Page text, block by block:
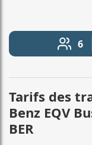
6
Tarifs des
Benz EQV
BER